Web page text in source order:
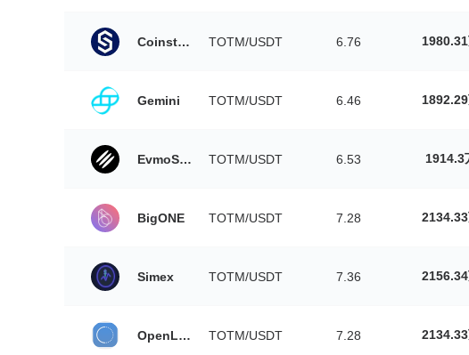
Coinstore TOTM/USDT 6.76
Gemini TOTM/USDT 6.46
EvmoSwap TOTM/USDT 6.53 1914.3
BigONE TOTM/USDT 7.28
Simex TOTM/USDT 7.36
OpenLedger DEX TOTM/USDT 7.28